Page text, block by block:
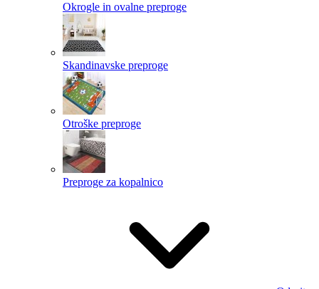
Okrogle in ovalne preproge
Skandinavske preproge
Otroške preproge
Preproge za kopalnico